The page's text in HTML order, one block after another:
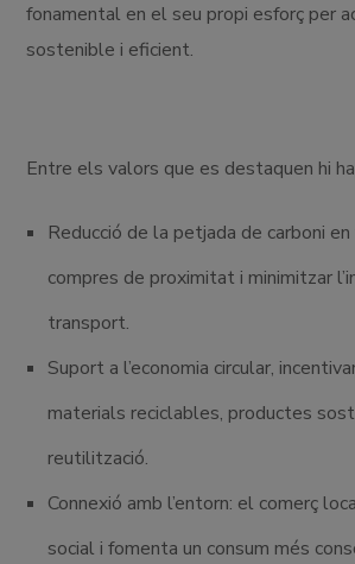
fonamental en el seu propi esforç per
sostenible i eficient.
Entre els valors que es destaquen hi
Reducció de la petjada de carboni
compres de proximitat i minimitzar
transport.
Suport a l’economia circular,
materials reciclables, productes
reutilització.
Connexió amb l’entorn: el comerç
social i fomenta un consum més